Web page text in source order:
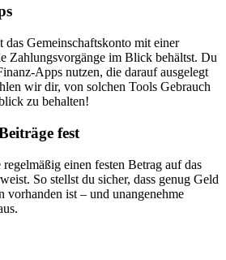
Gemeinschaftskonto mit einer
Zahlungsvorgänge im Blick behältst. Du
Apps nutzen, die darauf ausgelegt
wir dir, von solchen Tools Gebrauch
zu behalten!
fest
einen festen Betrag auf das
So stellst du sicher, dass genug Geld
vorhanden ist – und unangenehme